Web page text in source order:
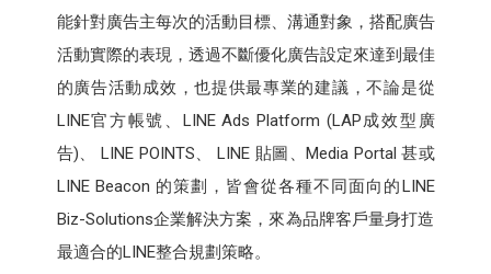
能針對廣告主每次的活動目標、溝通對象，搭配廣告
活動實際的表現，透過不斷優化廣告設定來達到最佳
的廣告活動成效，也提供最專業的建議，不論是從
LINE官方帳號、LINE Ads Platform (LAP成效型廣
告)、 LINE POINTS、 LINE 貼圖、Media Portal 甚或
LINE Beacon 的策劃，皆會從各種不同面向的LINE
Biz-Solutions企業解決方案，來為品牌客戶量身打造
最適合的LINE整合規劃策略。